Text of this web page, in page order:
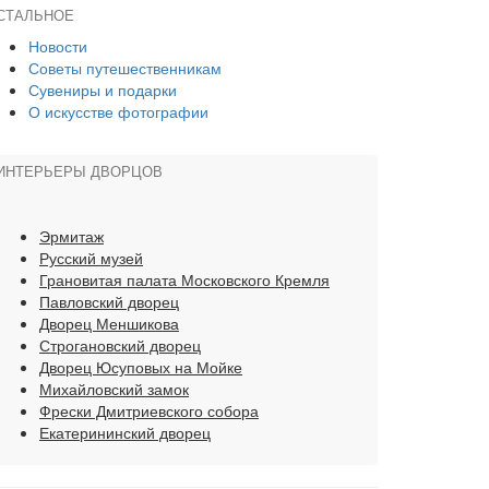
Новости
Советы путешественникам
Сувениры и подарки
О искусстве фотографии
ДВОРЦОВ
Эрмитаж
Русский музей
Грановитая палата Московского Кремля
Павловский дворец
Дворец Меншикова
Строгановский дворец
Дворец Юсуповых на Мойке
Михайловский замок
Фрески Дмитриевского собора
Екатерининский дворец